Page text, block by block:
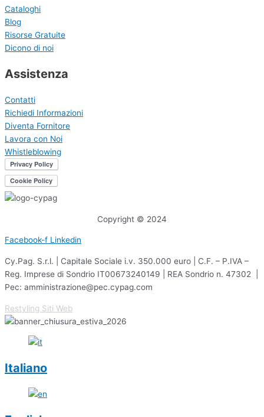
Cataloghi
Blog
Risorse Gratuite
Dicono di noi
Assistenza
Contatti
Richiedi Informazioni
Diventa Fornitore
Lavora con Noi
Whistleblowing
Copyright © 2024
Facebook-f Linkedin
Cy.Pag. S.r.l. | Capitale Sociale i.v. 350.000 euro | C.F. – P.IVA –
Reg. Imprese di Sondrio IT00673240149 | REA Sondrio n. 47302 |
Pec: amministrazione@pec.cypag.com
Restyling Siti Web
Italiano